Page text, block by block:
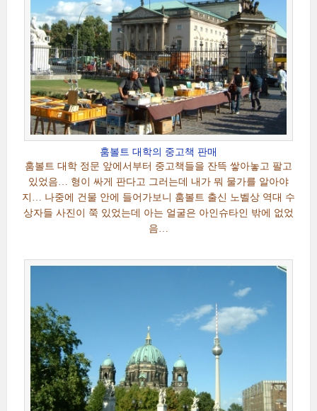
훔볼트 대학의 중고책 판매
훔볼트 대학 정문 앞에서부터 중고책들을 잔뜩 쌓아놓고 팔고
있었음… 형이 싸게 판다고 그러는데 내가 뭐 물가를 알아야
지… 나중에 건물 안에 들어가보니 훔볼트 출신 노벨상 역대 수
상자들 사진이 쭉 있었는데 아는 얼굴은 아인슈타인 밖에 없었
음…